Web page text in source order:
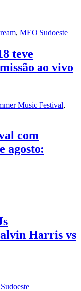
, MEO Sudoeste
teve
ao vivo
Music Festival,
com
agosto:
Harris vs